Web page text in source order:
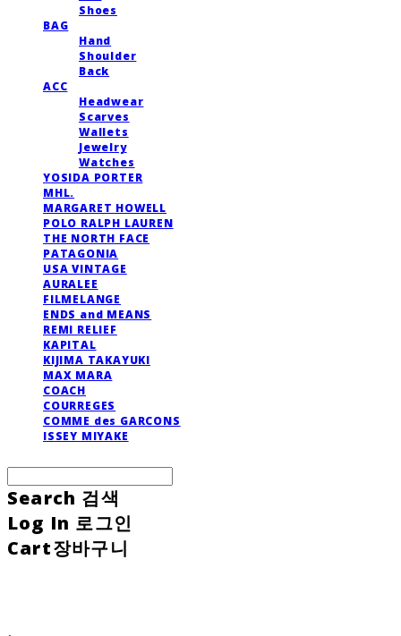
Shoes
BAG
Hand
Shoulder
Back
ACC
Headwear
Scarves
Wallets
Jewelry
Watches
YOSIDA PORTER
MHL.
MARGARET HOWELL
POLO RALPH LAUREN
THE NORTH FACE
PATAGONIA
USA VINTAGE
AURALEE
FILMELANGE
ENDS and MEANS
REMI RELIEF
KAPITAL
KIJIMA TAKAYUKI
MAX MARA
COACH
COURREGES
COMME des GARCONS
ISSEY MIYAKE
Search 검색
Log In 로그인
Cart장바구니